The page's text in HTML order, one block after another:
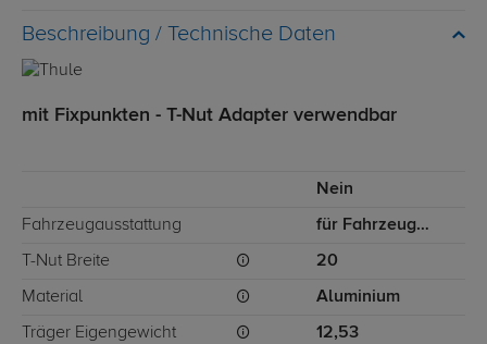
Technische Daten
mit Fixpunkten - T-Nut Adapter verwendbar
Nein
Fahrzeugausstattung für Fahrzeuge mit Fixpunkten
T-Nut Breite 20
Material Aluminium
Träger Eigengewicht 12,53